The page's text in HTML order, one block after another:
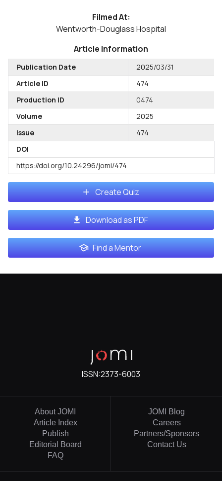
Filmed At:
Wentworth-Douglass Hospital
Article Information
Publication Date
2025/03/31
Article ID
474
Production ID
0474
Volume
2025
Issue
474
DOI
https://doi.org/10.24296/jomi/474
Create Quiz
Download as PDF
Find a Mentor
ISSN:2373-6003
About JOMI
Article Index
Publish
Editorial Board
FAQ
JOMI Blog
Careers
Partners/Sponsors
Contact Us